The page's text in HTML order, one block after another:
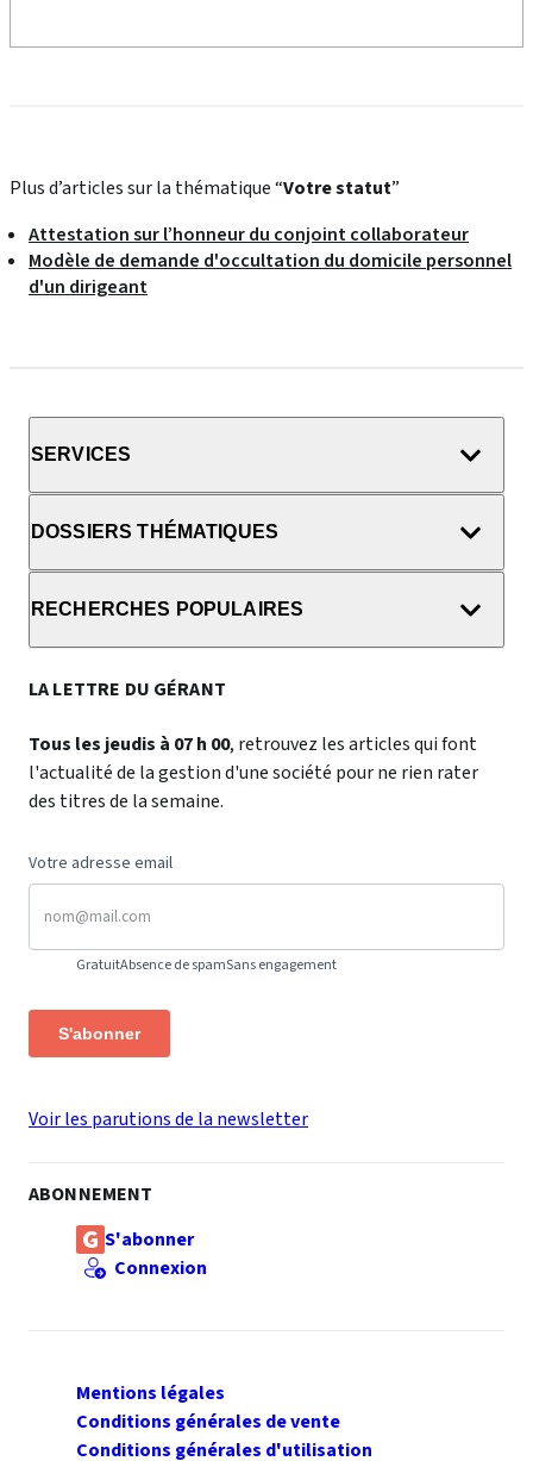
Plus d’articles sur la thématique “Votre statut”
Attestation sur l’honneur du conjoint collaborateur
Modèle de demande d'occultation du domicile personnel
d'un dirigeant
SERVICES
DOSSIERS THÉMATIQUES
RECHERCHES POPULAIRES
LA LETTRE DU GÉRANT
Tous les jeudis à 07 h 00, retrouvez les articles qui font
l'actualité de la gestion d'une société pour ne rien rater
des titres de la semaine.
Votre adresse email
GratuitAbsence de spamSans engagement
S'abonner
Voir les parutions de la newsletter
ABONNEMENT
S'abonner
Connexion
Mentions légales
Conditions générales de vente
Conditions générales d'utilisation